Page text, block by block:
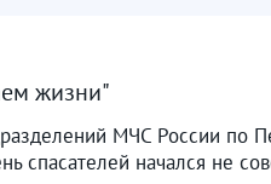
жизни"
МЧС России по
спасателей начался не